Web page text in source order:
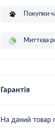
Покупки
Миттєва
Гарантія
на даний